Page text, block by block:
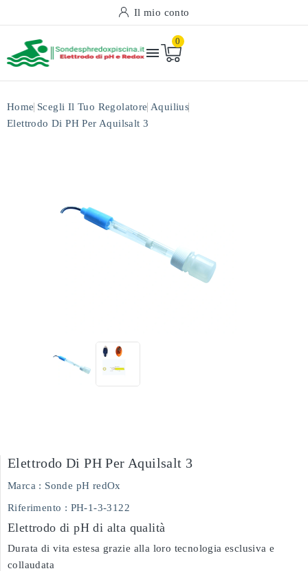
Il mio conto

0
Home Scegli Il Tuo Regolatore Aquilius
Elettrodo Di PH Per Aquilsalt 3
Elettrodo Di PH Per Aquilsalt 3
Marca : Sonde pH redOx
Riferimento : PH-1-3-3122
Elettrodo di pH di alta qualità
Durata di vita estesa grazie alla loro tecnologia esclusiva e
collaudata